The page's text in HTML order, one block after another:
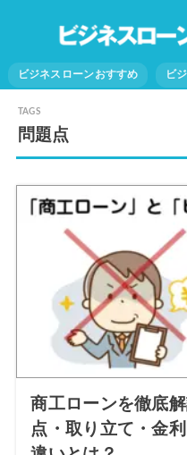
ビジネスローンおすすめ ビ
問題点
商工ローンを徹底
点・取り立て・金